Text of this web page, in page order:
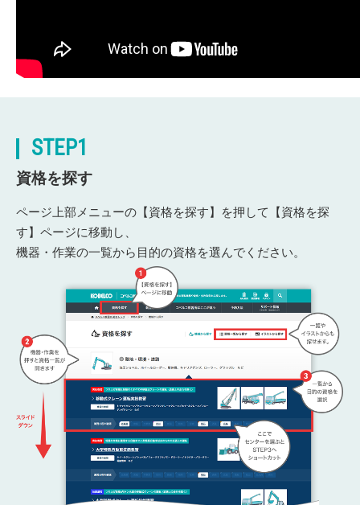
STEP1
資格を探す
ページ上部メニューの【資格を探す】を押して【資格を探
す】ページに移動し、
機器・作業の一覧から目的の資格を選んでください。